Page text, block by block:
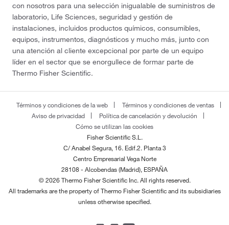
con nosotros para una selección inigualable de suministros de
laboratorio, Life Sciences, seguridad y gestión de
instalaciones, incluidos productos químicos, consumibles,
equipos, instrumentos, diagnósticos y mucho más, junto con
una atención al cliente excepcional por parte de un equipo
líder en el sector que se enorgullece de formar parte de
Thermo Fisher Scientific.
Términos y condiciones de la web
Términos y condiciones de ventas
Aviso de privacidad
Política de cancelación y devolución
Cómo se utilizan las cookies
Fisher Scientific S.L.
C/ Anabel Segura, 16. Edif.2. Planta 3
Centro Empresarial Vega Norte
28108 - Alcobendas (Madrid), ESPAÑA
© 2026 Thermo Fisher Scientific Inc. All rights reserved.
All trademarks are the property of Thermo Fisher Scientific and its subsidiaries
unless otherwise specified.